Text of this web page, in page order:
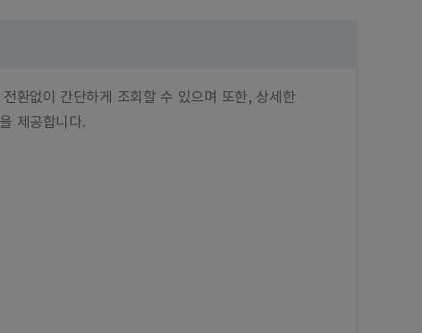
환없이 간단하게 조회할 수 있으며 또한, 상세한
제공합니다.